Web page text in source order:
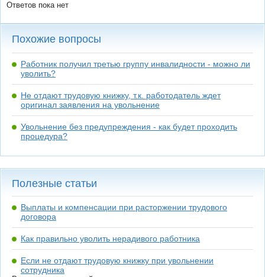
Ответов пока нет
Похожие вопросы
Работник получил третью группу инвалидности - можно ли
уволить?
Не отдают трудовую книжку, т.к. работодатель ждет
оригинал заявления на увольнение
Увольнение без предупреждения - как будет проходить
процедура?
Полезные статьи
Выплаты и компенсации при расторжении трудового
договора
Как правильно уволить нерадивого работника
Если не отдают трудовую книжку при увольнении
сотрудника